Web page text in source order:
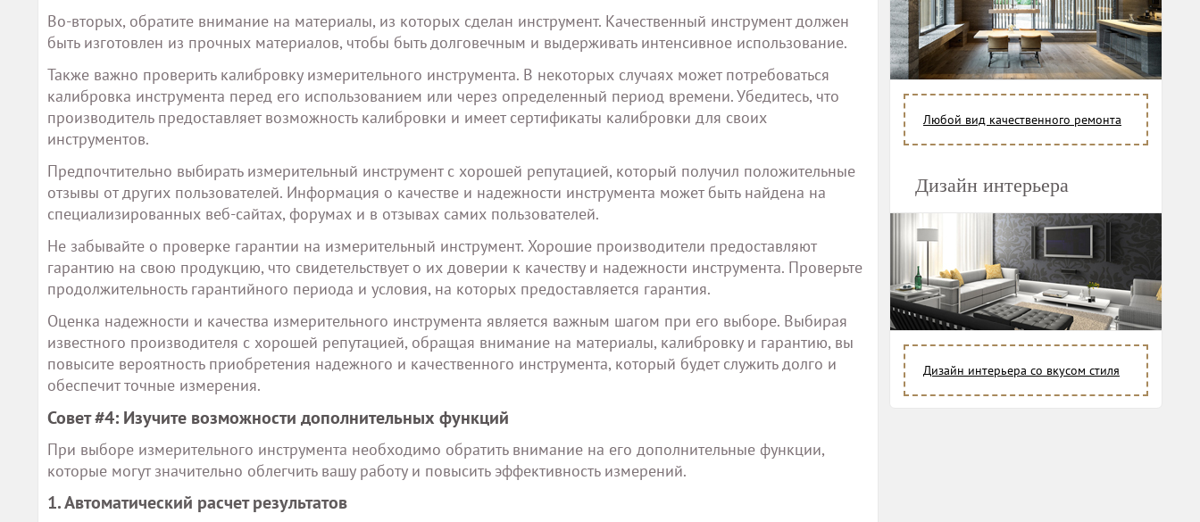
Во-вторых, обратите внимание на материалы, из которых сделан инструмент. Качественный инструмент должен
быть изготовлен из прочных материалов, чтобы быть долговечным и выдерживать интенсивное использование.
Также важно проверить калибровку измерительного инструмента. В некоторых случаях может потребоваться
калибровка инструмента перед его использованием или через определенный период времени. Убедитесь, что
производитель предоставляет возможность калибровки и имеет сертификаты калибровки для своих
инструментов.
Предпочтительно выбирать измерительный инструмент с хорошей репутацией, который получил положительные
отзывы от других пользователей. Информация о качестве и надежности инструмента может быть найдена на
специализированных веб-сайтах, форумах и в отзывах самих пользователей.
Не забывайте о проверке гарантии на измерительный инструмент. Хорошие производители предоставляют
гарантию на свою продукцию, что свидетельствует о их доверии к качеству и надежности инструмента. Проверьте
продолжительность гарантийного периода и условия, на которых предоставляется гарантия.
Оценка надежности и качества измерительного инструмента является важным шагом при его выборе. Выбирая
известного производителя с хорошей репутацией, обращая внимание на материалы, калибровку и гарантию, вы
повысите вероятность приобретения надежного и качественного инструмента, который будет служить долго и
обеспечит точные измерения.
Совет #4: Изучите возможности дополнительных функций
При выборе измерительного инструмента необходимо обратить внимание на его дополнительные функции,
которые могут значительно облегчить вашу работу и повысить эффективность измерений.
1. Автоматический расчет результатов
Любой вид качественного ремонта
Дизайн интерьера
Дизайн интерьера со вкусом стиля